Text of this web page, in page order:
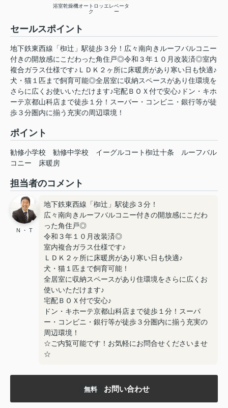
浴室乾燥機オートロッ
ク
エレベータ
ー
セールスポイント
地下鉄東西線「椥辻」駅徒歩３分！広々南向きルーフバルコニー
付きの開放感にこだわった角住戸◎令和３年１０月改装済◎室内
複合ガラス仕様です♪ＬＤＫ２ヶ所に床暖房があり寒い日も快適♪
犬・猫１匹まで飼育可能◎全居室に収納スペースがあり住環境を
さらに広くお使いいただけます♪宅配ＢＯＸ付で安心♪ドン・キホ
ーテ京都山科店まで徒歩１分！スーパー・コンビニ・銀行等が徒
歩３分圏内に揃う充実の周辺環境！
ポイント
勧修小学校 勧修中学校 イーグルコート椥辻十条
ルーフバル
コニー
床暖房
担当者のコメント
N ・ T
地下鉄東西線「椥辻」駅徒歩３分！
広々南向きルーフバルコニー付きの開放感にこだわ
った角住戸◎
令和３年１０月改装済◎
室内複合ガラス仕様です♪
ＬＤＫ２ヶ所に床暖房があり寒い日も快適♪
犬・猫１匹まで飼育可能！
全居室に収納スペースがあり住環境をさらに広くお
使いいただけます♪
宅配ＢＯＸ付で安心♪
ドン・キホーテ京都山科店まで徒歩１分！スーパ
ー・コンビニ・銀行等が徒歩３分圏内に揃う充実の
周辺環境！
☆ご内覧可能です！お気軽にお問合せくださいませ
☆
無料 お問い合わせ